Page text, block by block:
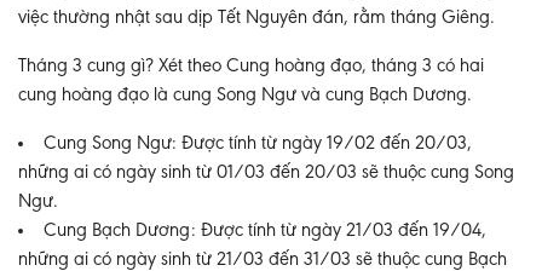
việc thường nhật sau dịp Tết Nguyên đán, rằm tháng Giêng.
Tháng 3 cung gì? Xét theo Cung hoàng đạo, tháng 3 có hai
cung hoàng đạo là cung Song Ngư và cung Bạch Dương.
Cung Song Ngư: Được tính từ ngày 19/02 đến 20/03,
những ai có ngày sinh từ 01/03 đến 20/03 sẽ thuộc cung Song
Ngư.
Cung Bạch Dương: Được tính từ ngày 21/03 đến 19/04,
những ai có ngày sinh từ 21/03 đến 31/03 sẽ thuộc cung Bạch